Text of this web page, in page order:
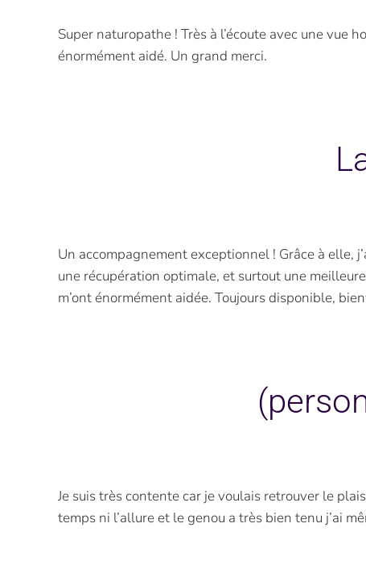
Super naturopathe ! Très à l’écoute avec une vue
énormément aidé. Un grand merci.
Un accompagnement exceptionnel ! Grâce à elle,
une récupération optimale, et surtout une
m’ont énormément aidée. Toujours disponible,
Je suis très contente car je voulais retrouver le
temps ni l’allure et le genou a très bien tenu j’ai